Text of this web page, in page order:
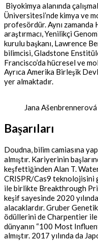
Biyokimya alanında
Üniversitesi’nde kimya ve
profesördür. Aynı zamanda
araştırmacı, Yenilikçi
kurulu başkanı, Lawrence
bilimcisi, Gladstone
Francisco’da hücresel ve
Ayrıca Amerika Birleşik
yer almaktadır.
Jana
Başarıları
Doudna, bilim camiasına
almıştır. Kariyerinin
keşfettiğinden Alan T.
CRISPR/Cas9
ile birlikte Breakthrough
keşif sayesinde 2020
alacaklardır. Gruber
ödüllerini de Charpentier ile
dünyanın “100 Most
almıştır. 2017 yılında da